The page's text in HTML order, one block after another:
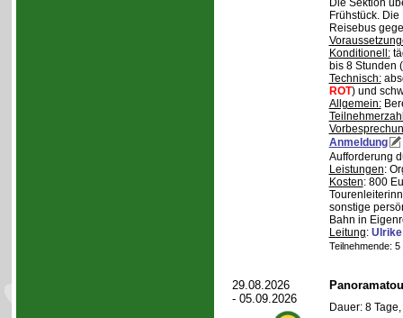
Die Sektion
Frühstück.
Reisebus
Konditionell:
bis 8 Stunden
Technisch:
ROT) und
Allgemein:
Anmeldung
Aufforderung
Leistungen:
Kosten: 800
sonstige
Bahn in
Leitung:
Teilnehmende:
29.08.2026
- 05.09.2026
Dauer: 8